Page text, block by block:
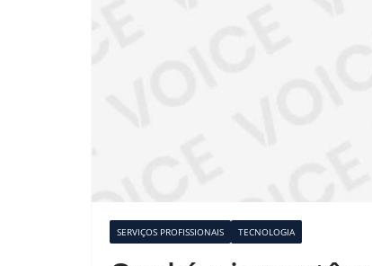
SERVIÇOS PROFISSIONAIS TECNOLOGIA